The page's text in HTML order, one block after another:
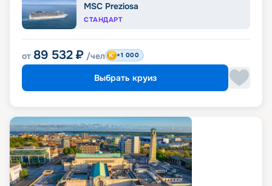
MSC Preziosa
СТАНДАРТ
от 89 532 ₽ /чел +1 000
Выбрать круиз